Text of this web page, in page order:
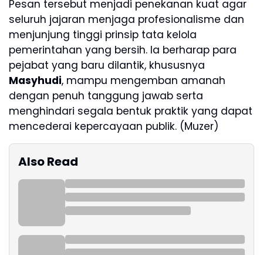
Pesan tersebut menjadi penekanan kuat agar
seluruh jajaran menjaga profesionalisme dan
menjunjung tinggi prinsip tata kelola
pemerintahan yang bersih. Ia berharap para
pejabat yang baru dilantik, khususnya
Masyhudi, mampu mengemban amanah
dengan penuh tanggung jawab serta
menghindari segala bentuk praktik yang dapat
mencederai kepercayaan publik. (Muzer)
Also Read